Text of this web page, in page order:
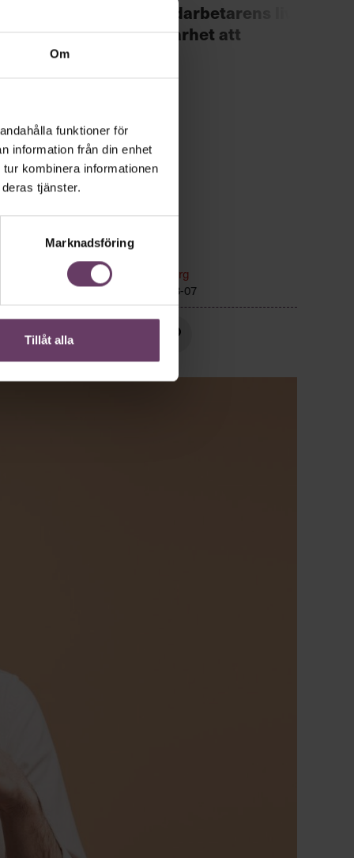
Om
funktioner för
information från din enhet
kombinera informationen
tjänster.
Marknadsföring
Tillåt alla
räddade medarbetarens liv
– ”en självklarhet att
Kommunikation
Text:
Fredrik Kullberg
Publicerad
2026-08-07